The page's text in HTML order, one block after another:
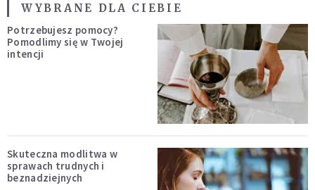
WYBRANE DLA CIEBIE
Potrzebujesz pomocy?
Pomodlimy się w Twojej
intencji
Skuteczna modlitwa w
sprawach trudnych i
beznadziejnych